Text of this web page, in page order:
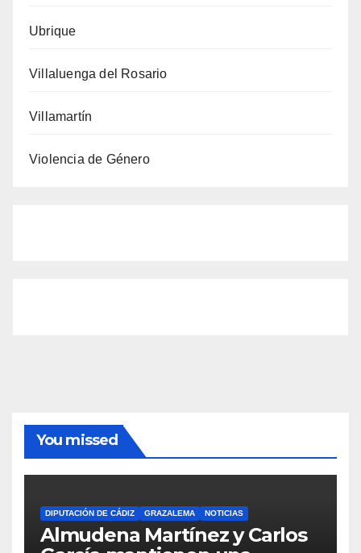
Ubrique
Villaluenga del Rosario
Villamartín
Violencia de Género
You missed
DIPUTACIÓN DE CÁDIZ GRAZALEMA NOTICIAS
Almudena Martínez y Carlos